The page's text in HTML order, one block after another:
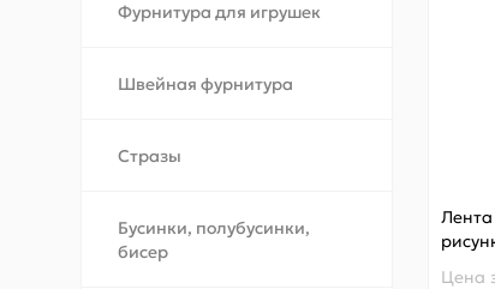
Фурнитура для игрушек
Швейная фурнитура
Стразы
Бусинки, полубусинки,
бисер
Цена